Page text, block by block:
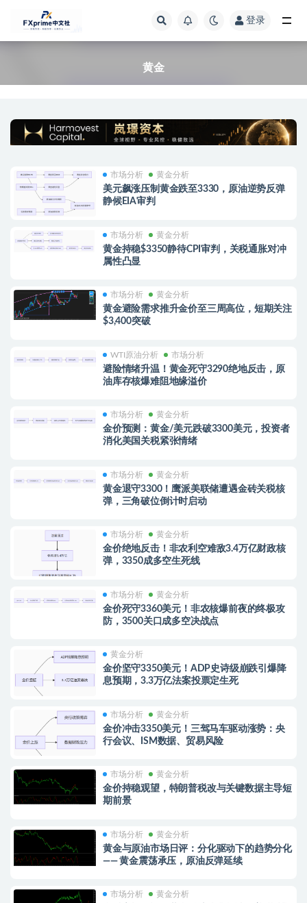
登录
黄金
市场分析 黄金分析
美元飙涨压制黄金跌至3330，原油逆势反弹
静候EIA审判
市场分析 黄金分析
黄金持稳$3350静待CPI审判，关税通胀对冲
属性凸显
市场分析 黄金分析
黄金避险需求推升金价至三周高位，短期关注
$3,400突破
WTI原油分析 市场分析
避险情绪升温！黄金死守3290绝地反击，原
油库存核爆难阻地缘溢价
市场分析 黄金分析
金价预测：黄金/美元跌破3300美元，投资者
消化美国关税紧张情绪
市场分析 黄金分析
黄金退守3300！鹰派美联储遭遇金砖关税核
弹，三角破位倒计时启动
市场分析 黄金分析
金价绝地反击！非农利空难敌3.4万亿财政核
弹，3350成多空生死线
市场分析 黄金分析
金价死守3360美元！非农核爆前夜的终极攻
防，3500关口成多空决战点
黄金分析
金价坚守3350美元！ADP史诗级崩跌引爆降
息预期，3.3万亿法案投票定生死
市场分析 黄金分析
金价冲击3350美元！三驾马车驱动涨势：央
行会议、ISM数据、贸易风险
市场分析 黄金分析
金价持稳观望，特朗普税改与关键数据主导短
期前景
市场分析 黄金分析
黄金与原油市场日评：分化驱动下的趋势分化
—— 黄金震荡承压，原油反弹延续
市场分析 黄金分析